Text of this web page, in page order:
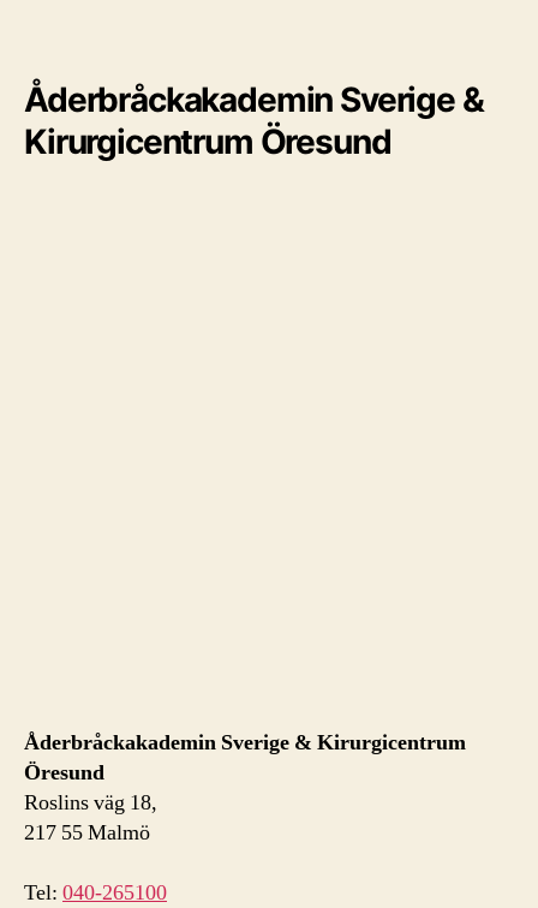
Åderbråckakademin Sverige &
Kirurgicentrum Öresund
Åderbråckakademin Sverige & Kirurgicentrum
Öresund
Roslins väg 18,
217 55 Malmö
Tel: 040-265100